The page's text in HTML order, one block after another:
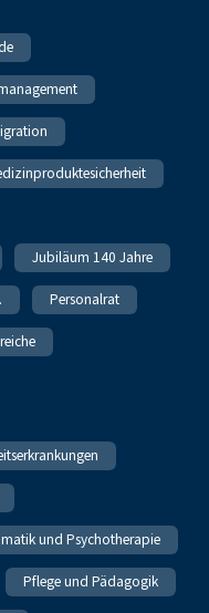
Jubiläum 140 Jahre
Personalrat
und Psychotherapie
Pflege und Pädagogik